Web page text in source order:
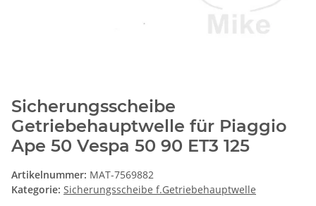
Sicherungsscheibe
Getriebehauptwelle für Piaggio
Ape 50 Vespa 50 90 ET3 125
Artikelnummer: MAT-7569882
Kategorie: Sicherungsscheibe f.Getriebehauptwelle